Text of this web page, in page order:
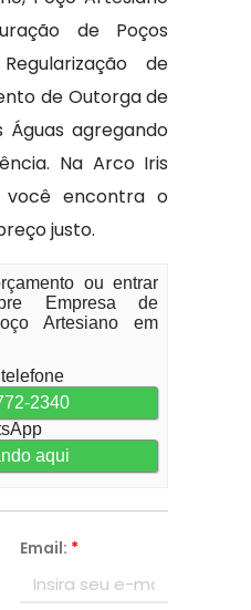
de Poços
de
de Outorga de
Águas agregando
Na Arco Iris
você encontra o
justo.
ou entrar
Empresa de
Artesiano em
2340
aqui
Email: *